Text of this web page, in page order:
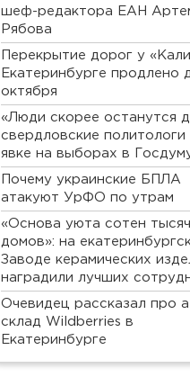
шеф-редактора ЕАН
Рябова
Перекрытие дорог у
Екатеринбурге продлено
октября
«Люди скорее останутся
свердловские политологи
явке на выборах в
Почему украинские БПЛА
атакуют УрФО по утрам
«Основа уюта сотен тысяч
домов»: на
Заводе керамических
наградили лучших
Очевидец рассказал про
склад Wildberries в
Екатеринбурге